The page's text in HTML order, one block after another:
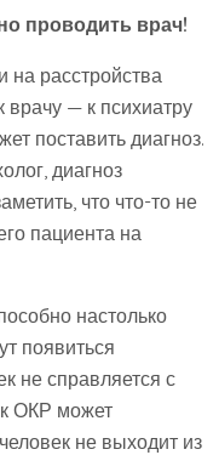
проводить врач!
на расстройства
— к психиатру
поставить диагноз.
диагноз
что что-то не
пациента на
настолько
появиться
не справляется с
ОКР может
не выходит из